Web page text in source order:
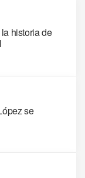
historia de
se